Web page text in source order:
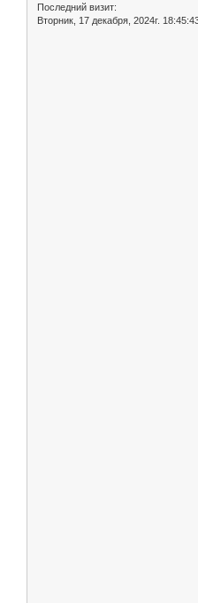
Последний визит:
Вторник, 17 декабря, 2024г.